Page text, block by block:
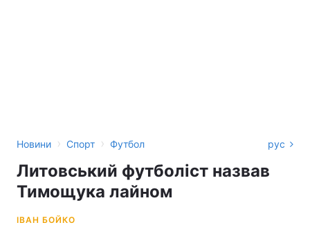
Новини › Спорт › Футбол рус
Литовський футболіст назвав
Тимощука лайном
ІВАН БОЙКО